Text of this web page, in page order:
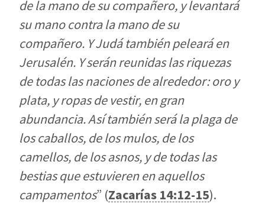
de la mano de su compañero, y levantará
su mano contra la mano de su
compañero. Y Judá también peleará en
Jerusalén. Y serán reunidas las riquezas
de todas las naciones de alrededor: oro y
plata, y ropas de vestir, en gran
abundancia. Así también será la plaga de
los caballos, de los mulos, de los
camellos, de los asnos, y de todas las
bestias que estuvieren en aquellos
campamentos” (Zacarías 14:12-15).